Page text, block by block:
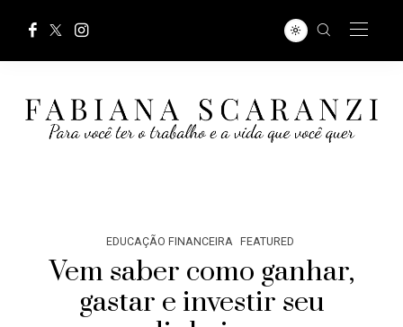
EDUCAÇÃO FINANCEIRA FEATURED
Vem saber como ganhar,
gastar e investir seu